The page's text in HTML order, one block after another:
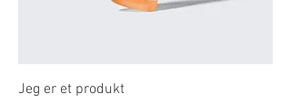
Jeg er et produkt